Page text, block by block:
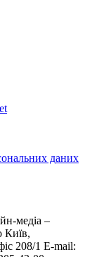
даних
медіа –
Київ,
208/1 E-mail: